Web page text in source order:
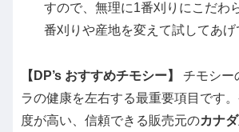
すので、無理に1番刈りにこだわ
番刈りや産地を変えて試してあげ
【DP’s おすすめチモシー】
チモシー
ラの健康を左右する最重要項目です
度が高い、信頼できる販売元のカナ